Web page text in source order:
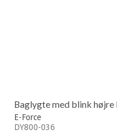
Baglygte med blink højre
E-Force
DY800-036